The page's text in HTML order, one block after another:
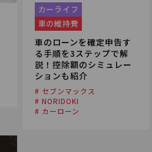
カーライフ
車の維持費
車のローンを確定申告す
る手順を3ステップで解
説！控除額のシミュレー
ションも紹介
# セブンマックス
# NORIDOKI
# カーローン